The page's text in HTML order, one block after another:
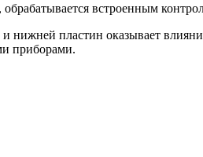
встроенным
нижней пластин оказывает
приборами.